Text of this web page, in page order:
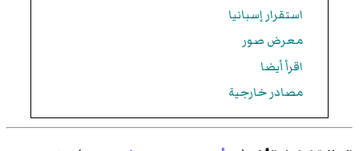
استقرار إسبانيا
معرض صور
اقرأ أيضا
مصادر خارجية